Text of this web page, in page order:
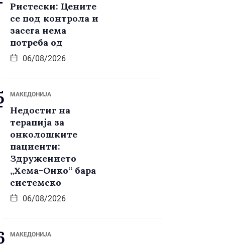
Ристески: Цените
се под контрола и
засега нема
потреба од
06/08/2026
МАКЕДОНИЈА
Недостиг на
терапија за
онколошките
пациенти:
Здружението
„Хема-Онко“ бара
системско
06/08/2026
МАКЕДОНИЈА